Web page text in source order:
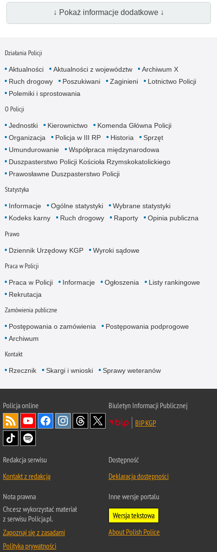
↓ Pokaż informacje dodatkowe ↓
Działania Policji
Aktualności Aktualności z województw
Archiwum X
Ruch drogowy
Poszukiwani Zaginieni
Lotnictwo Policji
Polemiki i sprostowania
O Policji
Jednostki Kierownictwo
Komenda Główna Policji
Organizacja
Policja w III RP Historia
Sprzęt
Umundurowanie
Współpraca międzynarodowa
Duszpasterstwo Policji Kościoła Rzymskokatolickiego
Prawosławne Duszpasterstwo Policji
Statystyka
Informacje Ogólne statystyki
Wybrane statystyki
Kodeks karny
Ruch drogowy Raporty Opinia publiczna
Prawo
Dziennik Urzędowy KGP Wyroki sądowe
Praca w Policji
Praca w Policji Informacje Ogłoszenia
Listy rankingowe
Rekrutacja
Zamówienia publiczne
Postępowania o zamówienia
Postępowania podprogowe
Archiwum
Kontakt
Rzecznik Skargi i wnioski Sprawy weteranów
Policjaonline
Biuletyn Informacji Publicznej
BIP KGP
Redakcja serwisu
Kontakt z redakcją
Dostępność
Deklaracja dostępności
Nota prawna
Chcesz wykorzystać materiał
z serwisu Policja.pl.
Zapoznaj się z zasadami
Polityka prywatności
Inne wersje portalu
Wersja tekstowa
About Polish Police